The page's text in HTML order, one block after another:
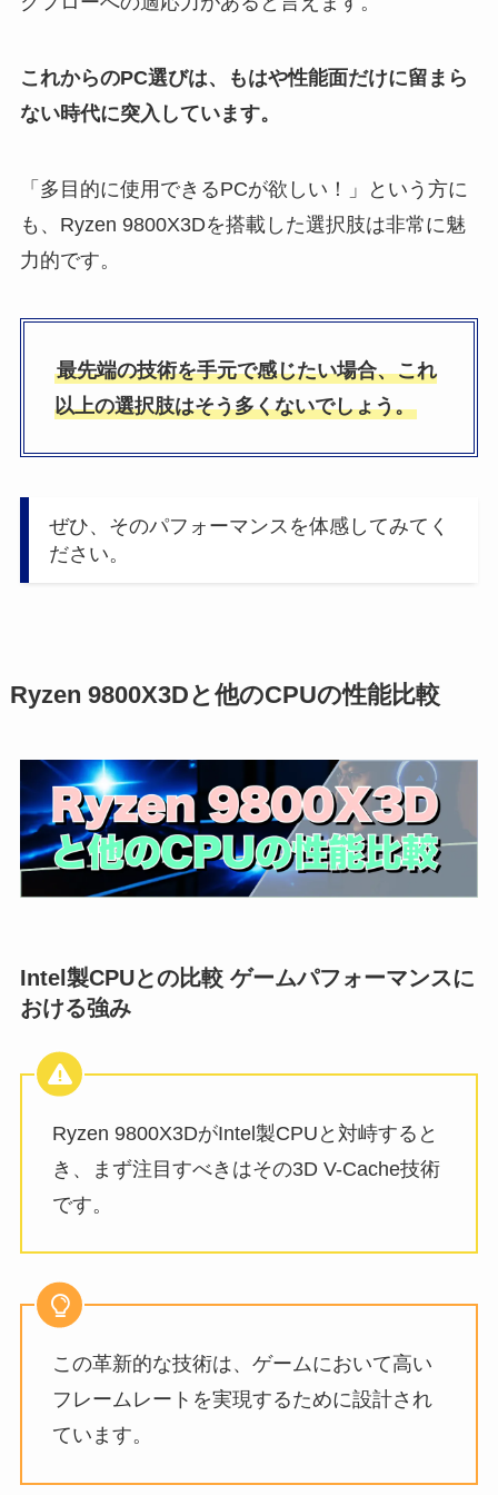
これからのPC選びは、もはや性能面だけに留まら
ない時代に突入しています。
「多目的に使用できるPCが欲しい！」という方に
も、Ryzen 9800X3Dを搭載した選択肢は非常に魅
力的です。
最先端の技術を手元で感じたい場合、これ
以上の選択肢はそう多くないでしょう。
ぜひ、そのパフォーマンスを体感してみてく
ださい。
Ryzen 9800X3Dと他のCPUの性能比較
Intel製CPUとの比較 ゲームパフォーマンスに
おける強み
Ryzen 9800X3DがIntel製CPUと対峙すると
き、まず注目すべきはその3D V-Cache技術
です。
この革新的な技術は、ゲームにおいて高い
フレームレートを実現するために設計され
ています。